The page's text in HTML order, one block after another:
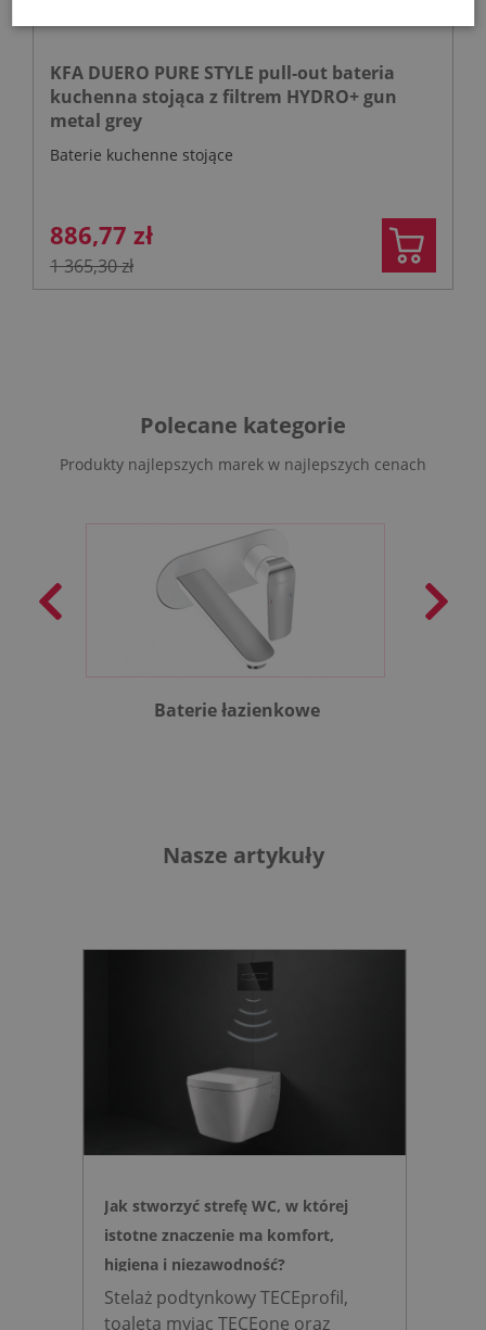
KFA DUERO PURE STYLE pull-out bateria
kuchenna stojąca z filtrem HYDRO+ gun
metal grey
Baterie kuchenne stojące
886,77 zł
1 365,30 zł
Polecane kategorie
Produkty najlepszych marek w najlepszych cenach
Baterie łazienkowe
Nasze artykuły
Jak stworzyć strefę WC, w której
istotne znaczenie ma komfort,
higiena i niezawodność?
Stelaż podtynkowy TECEprofil,
toaleta myjąc TECEone oraz